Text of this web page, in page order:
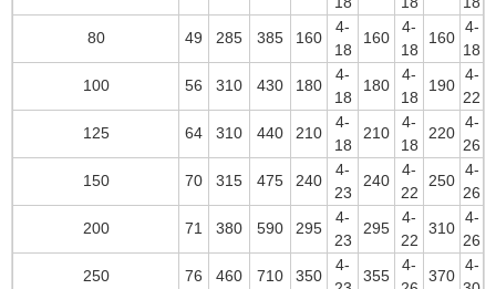
80
49 285 385 160
4-
18
160
4-
18
160
4-
18
100
56 310 430 180
4-
18
180
4-
18
190
4-
22
125
64 310 440 210
4-
18
210
4-
18
220
4-
26
150
70 315 475 240
4-
23
240
4-
22
250
4-
26
200
71 380 590 295
4-
23
295
4-
22
310
4-
26
250
76 460 710 350
4-
355
4-
370
4-